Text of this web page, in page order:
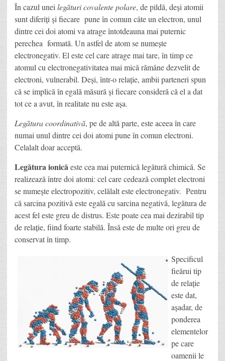
În cazul unei legături covalente polare, de pildă, deși atomii
sunt diferiți și fiecare pune în comun câte un electron, unul
dintre cei doi atomi va atrage întotdeauna mai puternic
perechea formată. Un astfel de atom se numește
electronegativ. El este cel care atrage mai tare, în timp ce
atomul cu electronegativitatea mai mică rămâne dezvelit de
electroni, vulnerabil. Deși, într-o relație, ambii parteneri spun
că se implică în egală măsură și fiecare consideră că el a dat
tot ce a avut, în realitate nu este așa.
Legătura coordinativă, pe de altă parte, este aceea în care
numai unul dintre cei doi atomi pune în comun electroni.
Celalalt doar acceptă.
Legătura ionicăeste cea mai puternică legătură chimică. Se
realizează între doi atomi: cel care cedează complet electroni
se numește electropozitiv, celălalt este electronegativ. Pentru
că sarcina pozitivă este egală cu sarcina negativă, legătura de
acest fel este greu de distrus. Este poate cea mai dezirabil tip
de relație, fiind foarte stabilă. Însă este de multe ori greu de
conservat în timp.
Specificul
fieărui tip
de relație
este dat,
așadar, de
ponderea
elementelor
pe care
oamenii le